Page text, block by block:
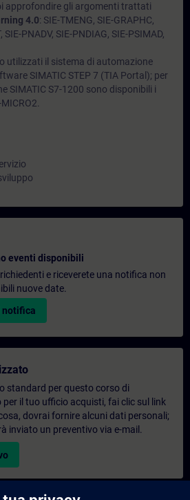
approfondire gli argomenti trattati
4.0: SIE-TMENG, SIE-GRAPHC,
SIE-PNADV, SIE-PNDIAG, SIE-PSIMAD,
utilizzati il sistema di automazione
SIMATIC STEP 7 (TIA Portal); per
SIMATIC S7-1200 sono disponibili i
eventi disponibili
e riceverete una notifica non
nuove date.
notifica
standard per questo corso di
il tuo ufficio acquisti, fai clic sul link
dovrai fornire alcuni dati personali;
inviato un preventivo via e-mail.